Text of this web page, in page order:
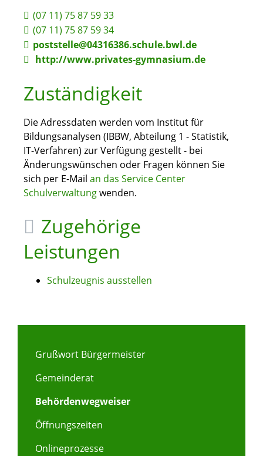
(07 11) 75 87 59 33
(07 11) 75 87 59 34
poststelle@04316386.schule.bwl.de
http://www.privates-gymnasium.de
Zuständigkeit
Die Adressdaten werden vom Institut für
Bildungsanalysen (IBBW, Abteilung 1 - Statistik,
IT-Verfahren) zur Verfügung gestellt - bei
Änderungswünschen oder Fragen können Sie
sich per E-Mail an das Service Center
Schulverwaltungwenden.
Zugehörige
Leistungen
Schulzeugnis ausstellen
Grußwort Bürgermeister
Gemeinderat
Behördenwegweiser
Öffnungszeiten
Onlineprozesse